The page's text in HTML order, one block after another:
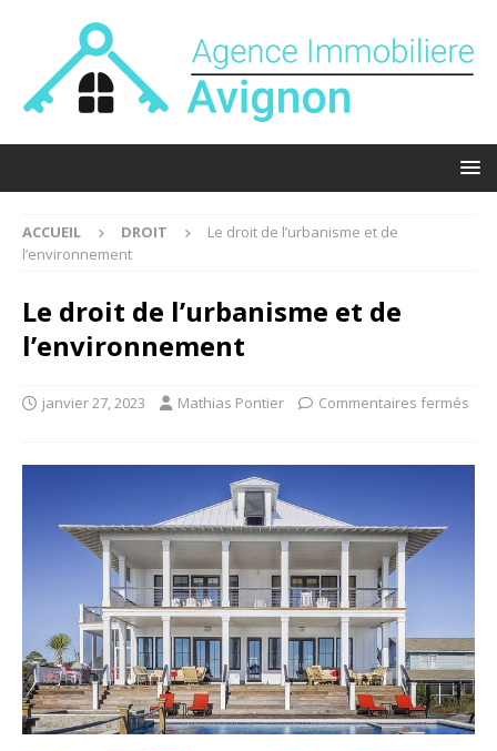
ACCUEIL DROIT
Le droit de l’urbanisme et de
l’environnement
Le droit de l’urbanisme et de
l’environnement
janvier 27, 2023 Mathias Pontier Commentaires fermés